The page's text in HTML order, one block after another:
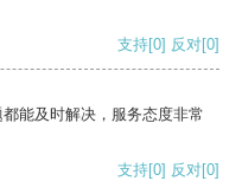
支持[0] 反对[0]
能及时解决，服务态度非常
支持[0] 反对[0]